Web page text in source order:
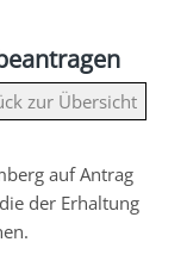
zur Übersicht
auf Antrag
der Erhaltung